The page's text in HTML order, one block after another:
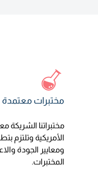
مختبرات معتمدة
مختبراتنا الشريكة
الأمريكية وتلتزم
ومعايير الجودة
المختبرات.